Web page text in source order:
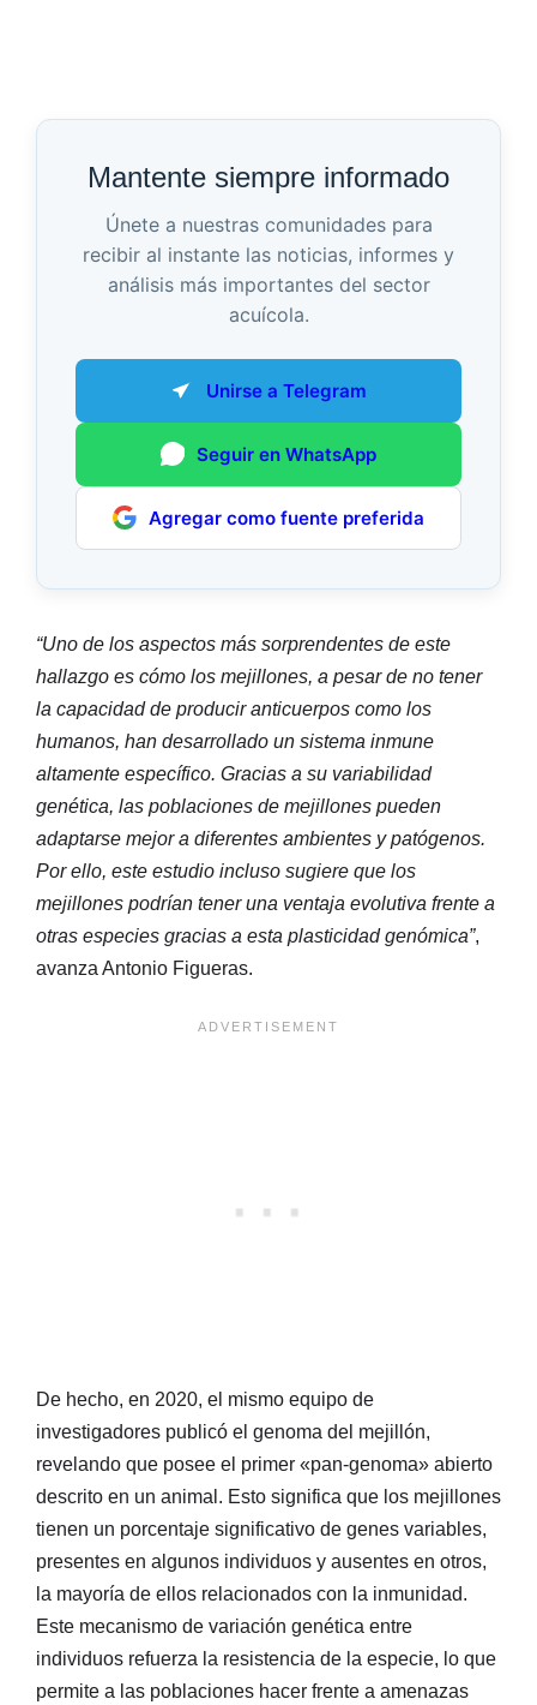
Mantente siempre informado
Únete a nuestras comunidades para
recibir al instante las noticias, informes y
análisis más importantes del sector
acuícola.
Unirse a Telegram
Seguir en WhatsApp
Agregar como fuente preferida
“Uno de los aspectos más sorprendentes de este
hallazgo es cómo los mejillones, a pesar de no tener
la capacidad de producir anticuerpos como los
humanos, han desarrollado un sistema inmune
altamente específico. Gracias a su variabilidad
genética, las poblaciones de mejillones pueden
adaptarse mejor a diferentes ambientes y patógenos.
Por ello, este estudio incluso sugiere que los
mejillones podrían tener una ventaja evolutiva frente a
otras especies gracias a esta plasticidad genómica”,
avanza Antonio Figueras.
De hecho, en 2020, el mismo equipo de
investigadores publicó el genoma del mejillón,
revelando que posee el primer «pan-genoma» abierto
descrito en un animal. Esto significa que los mejillones
tienen un porcentaje significativo de genes variables,
presentes en algunos individuos y ausentes en otros,
la mayoría de ellos relacionados con la inmunidad.
Este mecanismo de variación genética entre
individuos refuerza la resistencia de la especie, lo que
permite a las poblaciones hacer frente a amenazas